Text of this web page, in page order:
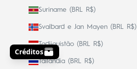
Suriname (BRL R$)
Svalbard e Jan Mayen (BRL R$)
Tadjiquistão (BRL R$)
Tailândia (BRL R$)